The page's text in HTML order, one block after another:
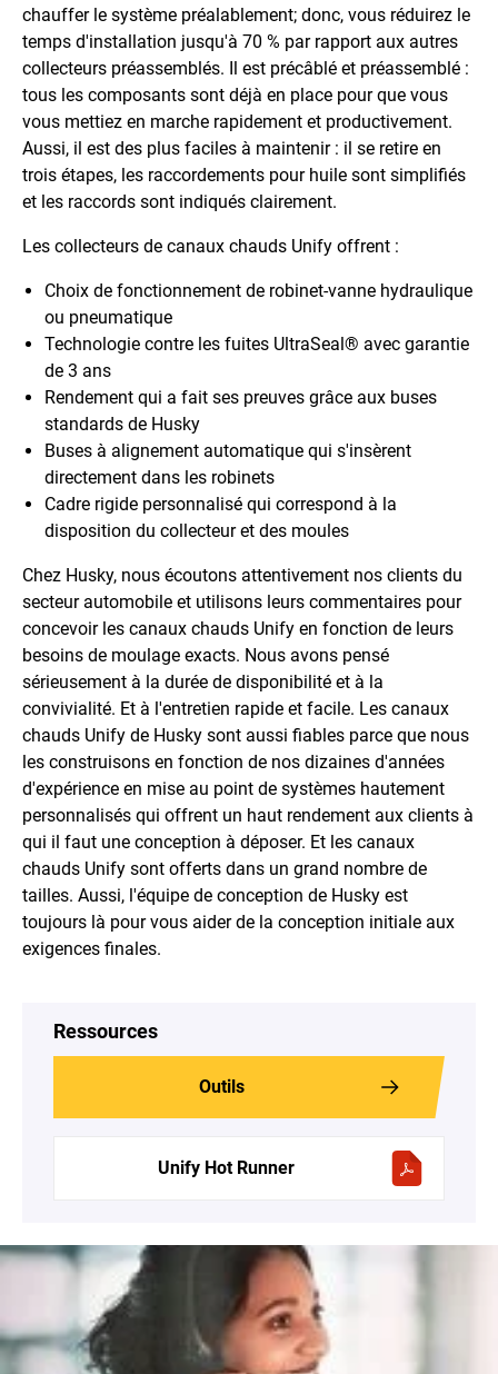
chauffer le système préalablement; donc, vous réduirez le
temps d'installation jusqu'à 70 % par rapport aux autres
collecteurs préassemblés. Il est précâblé et préassemblé :
tous les composants sont déjà en place pour que vous
vous mettiez en marche rapidement et productivement.
Aussi, il est des plus faciles à maintenir : il se retire en
trois étapes, les raccordements pour huile sont simplifiés
et les raccords sont indiqués clairement.
Les collecteurs de canaux chauds Unify offrent :
Choix de fonctionnement de robinet-vanne hydraulique
ou pneumatique
Technologie contre les fuites UltraSeal® avec garantie
de 3 ans
Rendement qui a fait ses preuves grâce aux buses
standards de Husky
Buses à alignement automatique qui s'insèrent
directement dans les robinets
Cadre rigide personnalisé qui correspond à la
disposition du collecteur et des moules
Chez Husky, nous écoutons attentivement nos clients du
secteur automobile et utilisons leurs commentaires pour
concevoir les canaux chauds Unify en fonction de leurs
besoins de moulage exacts. Nous avons pensé
sérieusement à la durée de disponibilité et à la
convivialité. Et à l'entretien rapide et facile. Les canaux
chauds Unify de Husky sont aussi fiables parce que nous
les construisons en fonction de nos dizaines d'années
d'expérience en mise au point de systèmes hautement
personnalisés qui offrent un haut rendement aux clients à
qui il faut une conception à déposer. Et les canaux
chauds Unify sont offerts dans un grand nombre de
tailles. Aussi, l'équipe de conception de Husky est
toujours là pour vous aider de la conception initiale aux
exigences finales.
Ressources
Outils
Unify Hot Runner